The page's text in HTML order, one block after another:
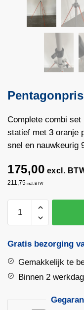
Complete combi
statief met 3 oranje
snel en nauwkeurig
175,00 excl.
211,75 incl. BTW
Pentagonprisma
Combi
aantal
Gratis bezorging
Gemakkelijk te
Binnen 2